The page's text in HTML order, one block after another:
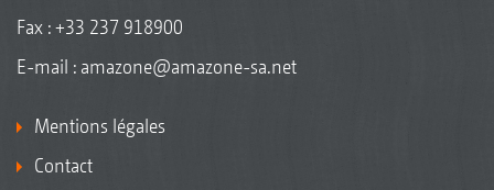
Fax : +33 237 918900
E-mail : amazone@amazone-sa.net
Mentions légales
Contact